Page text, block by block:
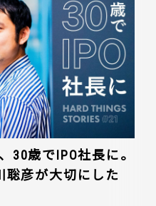
30歳でIPO社長に。
聡彦が大切にした